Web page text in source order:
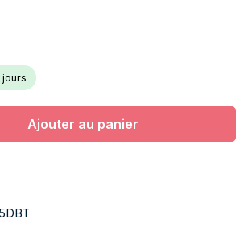
souhaitée ou utilisez les boutons pour
Ajouter au panier